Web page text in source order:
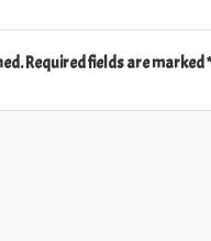
Required fields are marked*